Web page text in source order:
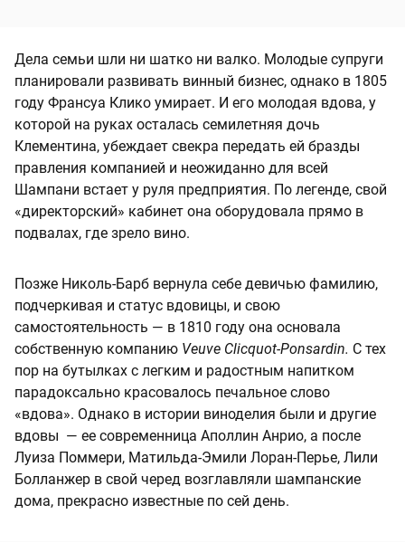
Дела семьи шли ни шатко ни валко. Молодые супруги
планировали развивать винный бизнес, однако в 1805
году Франсуа Клико умирает. И его молодая вдова, у
которой на руках осталась семилетняя дочь
Клементина, убеждает свекра передать ей бразды
правления компанией и неожиданно для всей
Шампани встает у руля предприятия. По легенде, свой
«директорский» кабинет она оборудовала прямо в
подвалах, где зрело вино.
Позже Николь-Барб вернула себе девичью фамилию,
подчеркивая и статус вдовицы, и свою
самостоятельность — в 1810 году она основала
собственную компанию Veuve Clicquot-Ponsardin. С тех
пор на бутылках с легким и радостным напитком
парадоксально красовалось печальное слово
«вдова». Однако в истории виноделия были и другие
вдовы — ее современница Аполлин Анрио, а после
Луиза Поммери, Матильда-Эмили Лоран-Перье, Лили
Болланжер в свой черед возглавляли шампанские
дома, прекрасно известные по сей день.